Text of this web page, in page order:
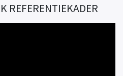
REFERENTIEKADER